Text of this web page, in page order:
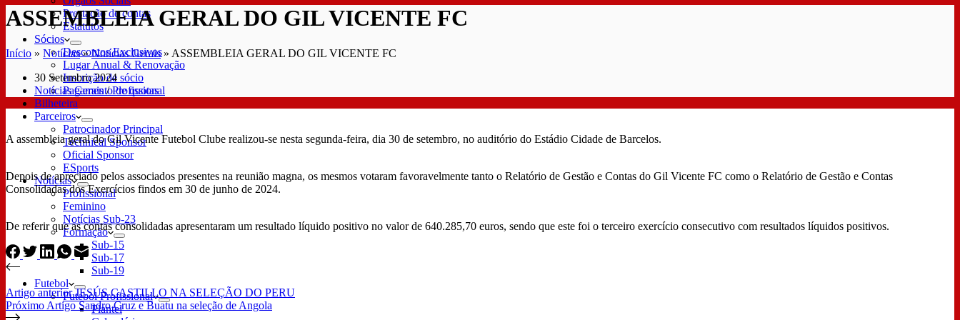
Prestação de contas
Estatutos
Sócios
Descontos Exclusivos
Lugar Anual & Renovação
Inscrição de sócio
Pagamento de quotas
Bilheteira
Parceiros
Patrocinador Principal
Technical Sponsor
Oficial Sponsor
ESports
Notícias
Profissional
Feminino
Notícias Sub-23
Formação
Sub-15
Sub-17
Sub-19
Futebol
Futebol Profissional
Plantel
ASSEMBLEIA GERAL DO GIL VICENTE FC
Início » Notícias»Notícias Gerais» ASSEMBLEIA GERAL DO GIL VICENTE FC
30 Setembro 2024
Notícias Gerais/Profissional
A assembleia geral do Gil Vicente Futebol Clube realizou-se nesta segunda-feira, dia 30 de setembro, no auditório do Estádio Cidade de Barcelos.
Depois de apreciado pelos associados presentes na reunião magna, os mesmos votaram favoravelmente tanto o Relatório de Gestão e Contas do Gil Vicente FC como o Relatório de Gestão e Contas
Consolidadas dos Exercícios findos em 30 de junho de 2024.
De referir que as contas consolidadas apresentaram um resultado líquido positivo no valor de 640.285,70 euros, sendo que este foi o terceiro exercício consecutivo com resultados líquidos positivos.
ArtigoanteriorJESÚS CASTILLO NA SELEÇÃO DO PERU
Próximo Artigo Sandro Cruz e Buatu na seleção de Angola